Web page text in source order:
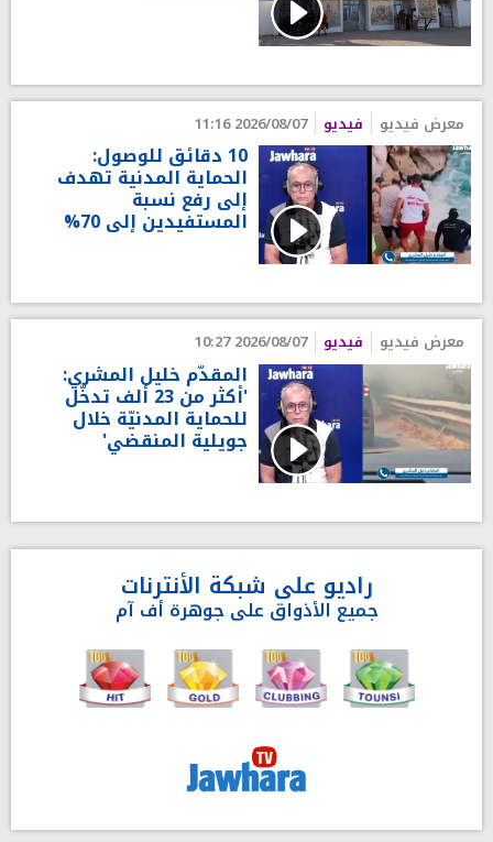
معرض فيديو فيديو 2026/08/07 11:16
10 دقائق للوصول:
الحماية المدنية تهدف
إلى رفع نسبة
المستفيدين إلى 70%
معرض فيديو فيديو 2026/08/07 10:27
المقدّم خليل المشري:
'أكثر من 23 ألف تدخّل
للحماية المدنيّة خلال
جويلية المنقضي'
راديو على شبكة الأنترنات
جميع الأذواق على جوهرة أف آم